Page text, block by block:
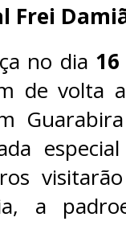
Frei
no dia
de volta
a